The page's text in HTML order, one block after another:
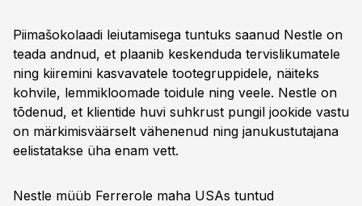
Piimašokolaadi leiutamisega tuntuks saanud Nestle on
teada andnud, et plaanib keskenduda tervislikumatele
ning kiiremini kasvavatele tootegruppidele, näiteks
kohvile, lemmikloomade toidule ning veele. Nestle on
tõdenud, et klientide huvi suhkrust pungil jookide vastu
on märkimisväärselt vähenenud ning janukustutajana
eelistatakse üha enam vett.
Nestle müüb Ferrerole maha USAs tuntud